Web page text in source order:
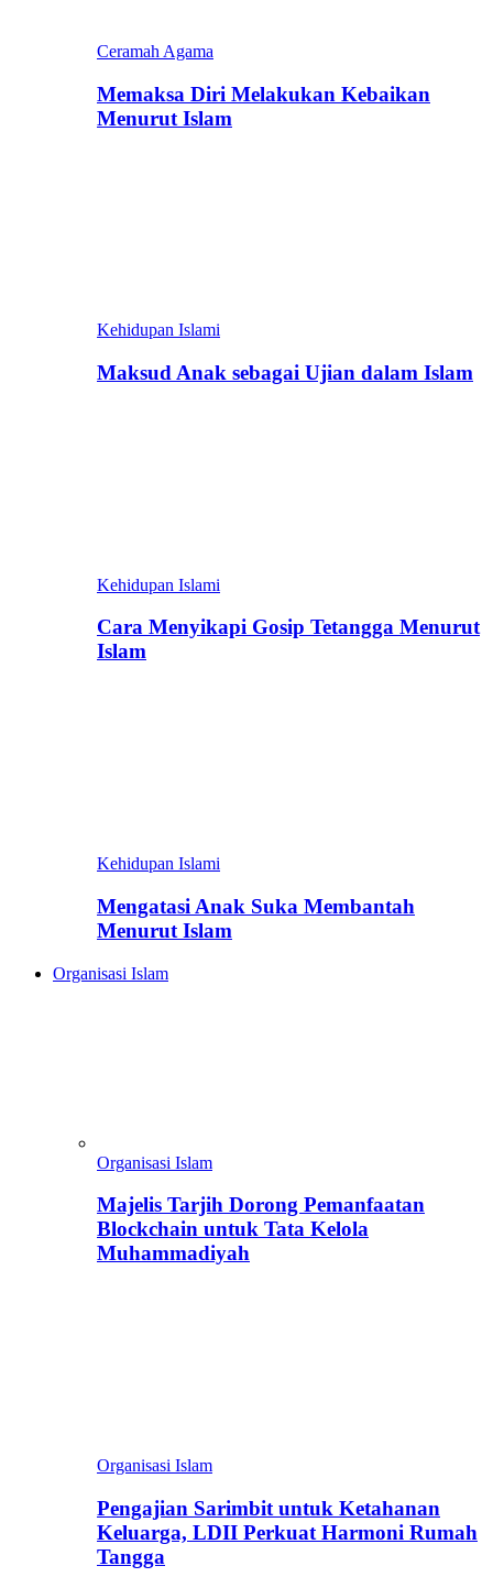
Ceramah Agama
Memaksa Diri Melakukan Kebaikan
Menurut Islam
Kehidupan Islami
Maksud Anak sebagai Ujian dalam Islam
Kehidupan Islami
Cara Menyikapi Gosip Tetangga Menurut
Islam
Kehidupan Islami
Mengatasi Anak Suka Membantah
Menurut Islam
Organisasi Islam
Organisasi Islam
Majelis Tarjih Dorong Pemanfaatan
Blockchain untuk Tata Kelola
Muhammadiyah
Organisasi Islam
Pengajian Sarimbit untuk Ketahanan
Keluarga, LDII Perkuat Harmoni Rumah
Tangga